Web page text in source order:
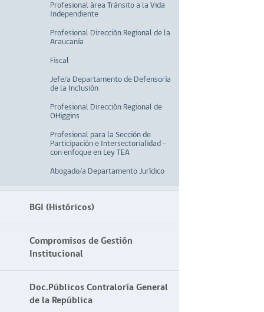
Profesional área Tránsito a la Vida
Independiente
Profesional Dirección Regional de la
Araucanía
Fiscal
Jefe/a Departamento de Defensoría
de la Inclusión
Profesional Dirección Regional de
OHiggins
Profesional para la Sección de
Participación e Intersectorialidad –
con enfoque en Ley TEA
Abogado/a Departamento Jurídico
BGI (Históricos)
Compromisos de Gestión
Institucional
Doc.Públicos Contraloría General
de la República